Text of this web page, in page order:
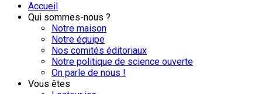
Accueil
Qui sommes-nous ?
Notre maison
Notre équipe
Nos comités éditoriaux
Notre politique de science ouverte
On parle de nous !
Vous êtes